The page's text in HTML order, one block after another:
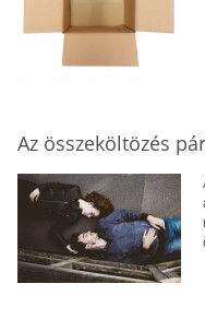
Az összeköltözés